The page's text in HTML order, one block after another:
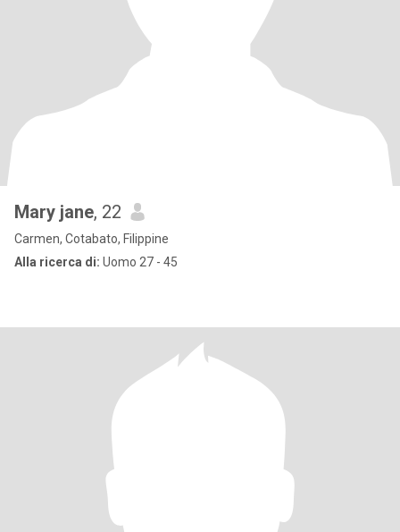
Mary jane, 22
Carmen, Cotabato, Filippine
Alla ricerca di: Uomo 27 - 45